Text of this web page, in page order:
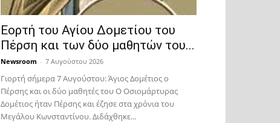
Εορτή του Αγίου Δομετίου του
Πέρση και των δύο μαθητών του...
Newsroom - 7 Αυγούστου 2026
Γιορτή σήμερα 7 Αυγούστου: Άγιος Δομέτιος ο
Πέρσης και οι δύο μαθητές του Ο Oσιομάρτυρας
Δομέτιος ήταν Πέρσης και έζησε στα χρόνια του
Μεγάλου Κωνσταντίνου. Διδάχθηκε...